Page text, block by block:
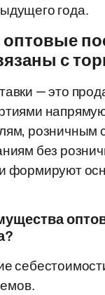
года.
оптовые
с
— это
розничным
без
формируют